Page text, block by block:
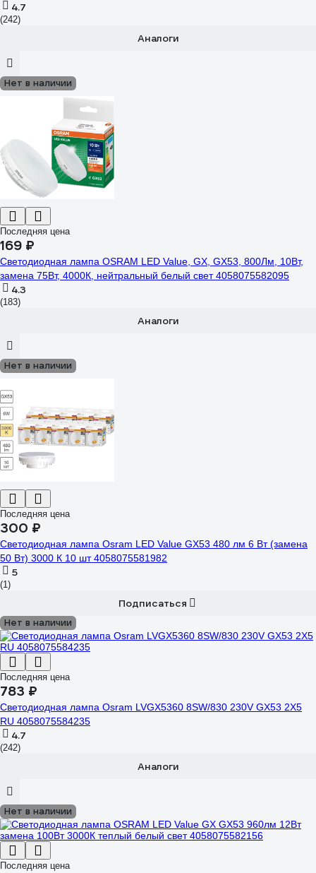
4.7
(242)
Аналоги
Нет в наличии
Последняя цена
169 ₽
Светодиодная лампа OSRAM LED Value, GX, GX53, 800Лм, 10Вт,
замена 75Вт, 4000К, нейтральный белый свет 4058075582095
4.3
(183)
Аналоги
Нет в наличии
Последняя цена
300 ₽
Светодиодная лампа Osram LED Value GX53 480 лм 6 Вт (замена
50 Вт) 3000 К 10 шт 4058075581982
5
(1)
Подписаться
Нет в наличии
Последняя цена
783 ₽
Светодиодная лампа Osram LVGX5360 8SW/830 230V GX53 2X5
RU 4058075584235
4.7
(242)
Аналоги
Нет в наличии
Последняя цена